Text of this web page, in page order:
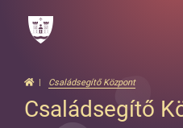
Családsegítő Központ
Családsegítő